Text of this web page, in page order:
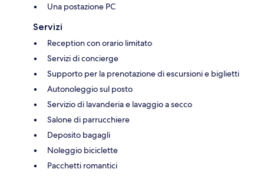
Una postazione PC
Servizi
Reception con orario limitato
Servizi di concierge
Supporto per la prenotazione di escursioni e biglietti
Autonoleggio sul posto
Servizio di lavanderia e lavaggio a secco
Salone di parrucchiere
Deposito bagagli
Noleggio biciclette
Pacchetti romantici